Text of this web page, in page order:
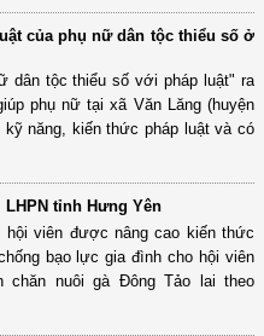
của phụ nữ dân tộc thiểu số ở
dân tộc thiểu số với pháp luật" ra
phụ nữ tại xã Văn Lăng (huyện
năng, kiến thức pháp luật và có
tỉnh Hưng Yên
hội viên được nâng cao kiến thức
bạo lực gia đình cho hội viên
chăn nuôi gà Đông Tảo lai theo